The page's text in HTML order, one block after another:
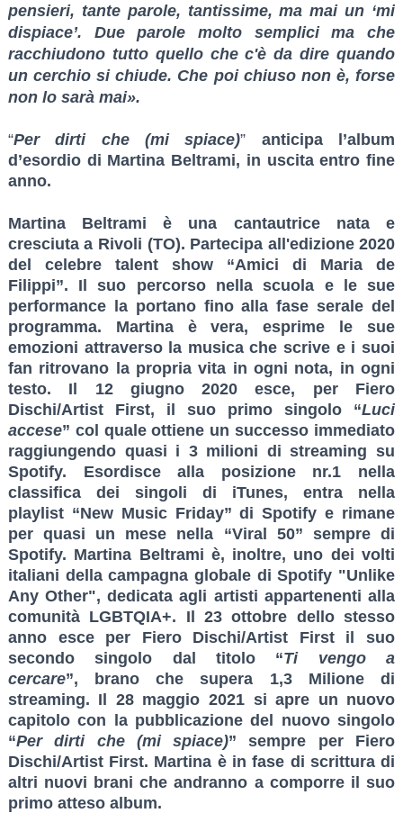
pensieri, tante parole, tantissime, ma mai un ‘mi
dispiace’. Due parole molto semplici ma che
racchiudono tutto quello che c'è da dire quando
un cerchio si chiude. Che poi chiuso non è, forse
non lo sarà mai».
“Per dirti che (mi spiace)” anticipa l’album
d’esordio di Martina Beltrami, in uscita entro fine
anno.
Martina Beltrami è una cantautrice nata e
cresciuta a Rivoli (TO). Partecipa all'edizione 2020
del celebre talent show “Amici di Maria de
Filippi”. Il suo percorso nella scuola e le sue
performance la portano fino alla fase serale del
programma. Martina è vera, esprime le sue
emozioni attraverso la musica che scrive e i suoi
fan ritrovano la propria vita in ogni nota, in ogni
testo. Il 12 giugno 2020 esce, per Fiero
Dischi/Artist First, il suo primo singolo “Luci
accese” col quale ottiene un successo immediato
raggiungendo quasi i 3 milioni di streaming su
Spotify. Esordisce alla posizione nr.1 nella
classifica dei singoli di iTunes, entra nella
playlist “New Music Friday” di Spotify e rimane
per quasi un mese nella “Viral 50” sempre di
Spotify. Martina Beltrami è, inoltre, uno dei volti
italiani della campagna globale di Spotify "Unlike
Any Other", dedicata agli artisti appartenenti alla
comunità LGBTQIA+. Il 23 ottobre dello stesso
anno esce per Fiero Dischi/Artist First il suo
secondo singolo dal titolo “Ti vengo a
cercare”, brano che supera 1,3 Milione di
streaming. Il 28 maggio 2021 si apre un nuovo
capitolo con la pubblicazione del nuovo singolo
“Per dirti che (mi spiace)” sempre per Fiero
Dischi/Artist First. Martina è in fase di scrittura di
altri nuovi brani che andranno a comporre il suo
primo atteso album.